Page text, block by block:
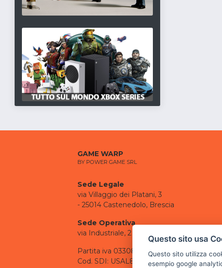
GAME WARP
BY POWER GAME SRL
Sede Legale
via Villaggio dei Platani, 3
- 25014 Castenedolo, Brescia
Sede Operativa
via Industriale, 2 - 25082 Botticino, BS
Partita iva 03308130982
Cod. SDI: USAL8PV
Questo sito usa
Questo sito utilizza
esempio google